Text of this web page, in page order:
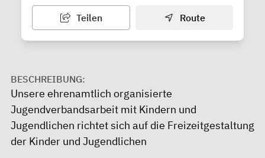
Teilen Route
BESCHREIBUNG:
Unsere ehrenamtlich organisierte
Jugendverbandsarbeit mit Kindern und
Jugendlichen richtet sich auf die Freizeitgestaltung
der Kinder und Jugendlichen